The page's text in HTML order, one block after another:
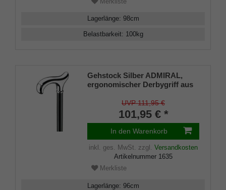
Lagerlänge: 98cm
Belastbarkeit: 100kg
Gehstock Silber ADMIRAL,
ergonomischer Derbygriff aus
Buche seidenmatt schwarz
lackiert, inklusive Gummipuffer
UVP 111,95 €
101,95 € *
In den Warenkorb
inkl. ges. MwSt. zzgl. Versandkosten
Artikelnummer 1635
Merkliste
Lagerlänge: 96cm